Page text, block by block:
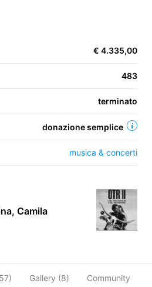
€ 4.335,00
483
terminato
donazione semplice
musica & concerti
Camila
57) Gallery (8) Community